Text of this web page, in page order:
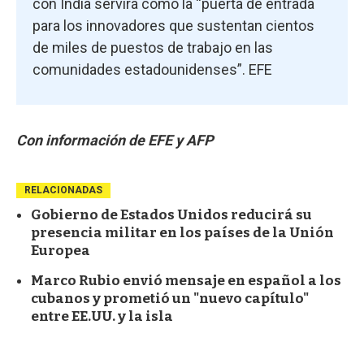
con India servirá como la “puerta de entrada
para los innovadores que sustentan cientos
de miles de puestos de trabajo en las
comunidades estadounidenses”. EFE
Con información de EFE y AFP
RELACIONADAS
Gobierno de Estados Unidos reducirá su
presencia militar en los países de la Unión
Europea
Marco Rubio envió mensaje en español a los
cubanos y prometió un "nuevo capítulo"
entre EE.UU. y la isla